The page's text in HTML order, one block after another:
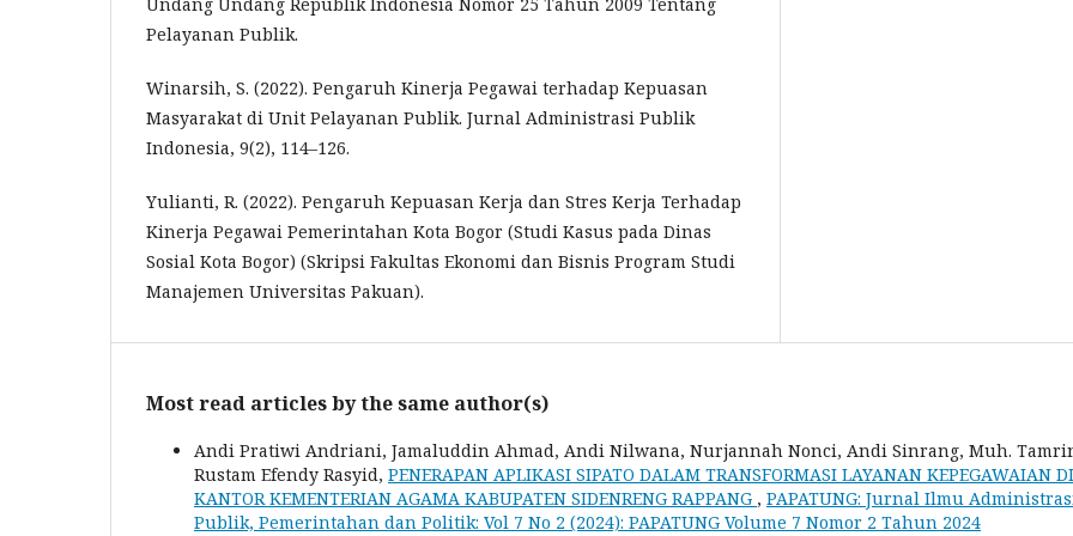
Pelayanan Publik.
Winarsih, S. (2022). Pengaruh Kinerja Pegawai terhadap Kepuasan
Masyarakat di Unit Pelayanan Publik. Jurnal Administrasi Publik
Indonesia, 9(2), 114–126.
Yulianti, R. (2022). Pengaruh Kepuasan Kerja dan Stres Kerja Terhadap
Kinerja Pegawai Pemerintahan Kota Bogor (Studi Kasus pada Dinas
Sosial Kota Bogor) (Skripsi Fakultas Ekonomi dan Bisnis Program Studi
Manajemen Universitas Pakuan).
Most read articles by the same author(s)
Andi Pratiwi Andriani, Jamaluddin Ahmad, Andi Nilwana, Nurjannah Nonci, Andi Sinrang, Muh.
Rustam Efendy Rasyid, PENERAPAN APLIKASI SIPATO DALAM TRANSFORMASI LAYANAN KEPEGAWAIAN DI
KANTOR KEMENTERIAN AGAMA KABUPATEN SIDENRENG RAPPANG , PAPATUNG: Jurnal Ilmu
Publik, Pemerintahan dan Politik: Vol 7 No 2 (2024): PAPATUNG Volume 7 Nomor 2 Tahun 2024